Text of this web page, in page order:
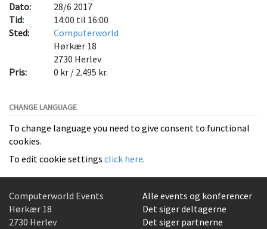
Dato:
28/6 2017
Tid:
14:00 til 16:00
Sted:
Computerworld
Hørkær 18
2730 Herlev
Pris:
0 kr / 2.495 kr.
CHANGE LANGUAGE
To change language you need to give consent to functional
cookies.
To edit cookie settings click here.
Computerworld Events
Hørkær 18
2730 Herlev
Alle events og konferencer
Det siger deltagerne
Det siger partnerne